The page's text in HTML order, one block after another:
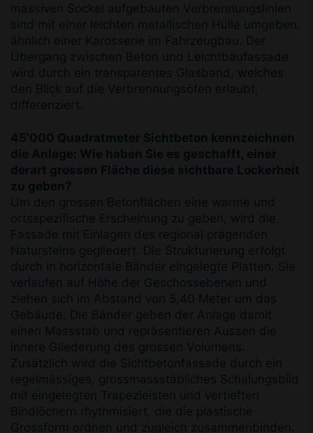
massiven Sockel aufgebauten Verbrennungslinien
sind mit einer leichten metallischen Hülle umgeben,
ähnlich einer Karosserie im Fahrzeugbau. Der
Übergang zwischen Beton und Leichtbaufassade
wird durch ein transparentes Glasband, welches
den Blick auf die Verbrennungsöfen erlaubt,
differenziert.
45'000 Quadratmeter Sichtbeton kennzeichnen
die Anlage: Wie haben Sie es geschafft, einer
derart grossen Fläche diese sichtbare Lockerheit
zu geben?
Um den grossen Betonflächen eine warme und
ortsspezifische Erscheinung zu geben, wird die
Fassade mit Einlagen des regional prägenden
Natursteins gegliedert. Die Strukturierung erfolgt
durch in horizontale Bänder eingelegte Platten. Sie
verlaufen auf Höhe der Geschossebenen und
ziehen sich im Abstand von 5,40 Meter um das
Gebäude. Die Bänder geben der Anlage damit
einen Massstab und repräsentieren Aussen die
innere Gliederung des grossen Volumens.
Zusätzlich wird die Sichtbetonfassade durch ein
regelmässiges, grossmassstäbliches Schalungsbild
mit eingelegten Trapezleisten und vertieften
Bindlöchern rhythmisiert, die die plastische
Grossform ordnen und zugleich zusammenbinden.